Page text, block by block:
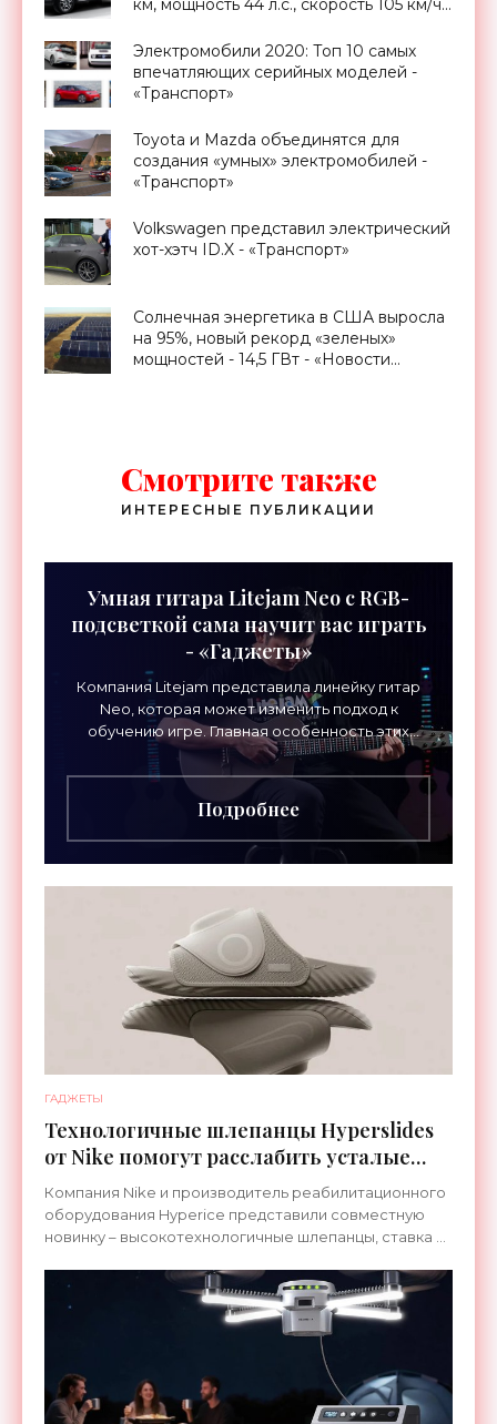
км, мощность 44 л.с., скорость 105 км/ч -
Электромобили 2020: Топ 10 самых
впечатляющих серийных моделей -
«Транспорт»
Toyota и Mazda объединятся для
создания «умных» электромобилей -
«Транспорт»
Volkswagen представил электрический
хот-хэтч ID.X - «Транспорт»
Солнечная энергетика в США выросла
на 95%, новый рекорд «зеленых»
мощностей - 14,5 ГВт - «Новости
Смотрите также
ИНТЕРЕСНЫЕ ПУБЛИКАЦИИ
Умная гитара Litejam Neo с RGB-
подсветкой сама научит вас играть
- «Гаджеты»
Компания Litejam представила линейку гитар
Neo, которая может изменить подход к
обучению игре. Главная особенность этих
инструментов – встроенная RGB-подсветка
грифа. Светодиоды
Подробнее
ГАДЖЕТЫ
Технологичные шлепанцы Hyperslides
от Nike помогут расслабить усталые
ноги после тренировки - «Гаджеты»
Компания Nike и производитель реабилитационного
оборудования Hyperice представили совместную
новинку – высокотехнологичные шлепанцы, ставка в